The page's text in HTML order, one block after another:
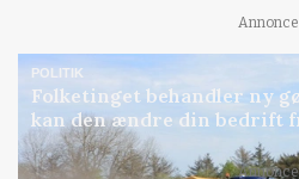
Annonce
POLITIK
Folketinget behandler ny
kan den ændre din bedrift
Annonce